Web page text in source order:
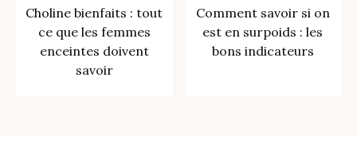
Choline bienfaits : tout
ce que les femmes
enceintes doivent
savoir
Comment savoir si on
est en surpoids : les
bons indicateurs